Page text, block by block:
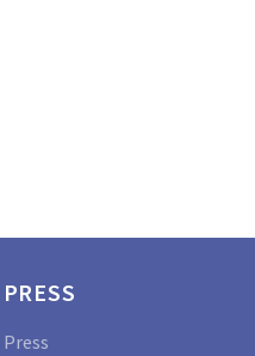
PRESS
Press